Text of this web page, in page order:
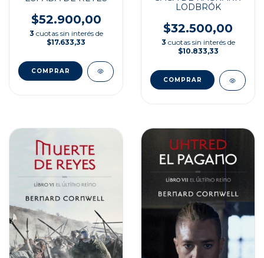
$52.900,00
3 cuotas sin interés de
$17.633,33
LODBRÓK
$32.500,00
3 cuotas sin interés de
$10.833,33